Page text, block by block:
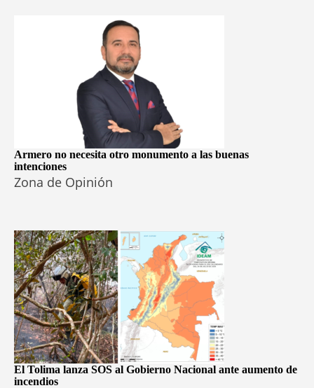
Armero no necesita otro monumento a las buenas
intenciones
Zona de Opinión
El Tolima lanza SOS al Gobierno Nacional ante aumento de
incendios